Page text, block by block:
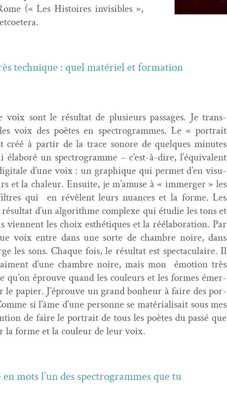
(« Les His­toires invis­i­bles »,
tech­nique : quel matériel et for­ma­tion
voix sont le résul­tat de plusieurs pas­sages. Je trans­
voix des poètes en spec­tro­grammes. Le « por­trait
créé à par­tir de la trace sonore de quelques min­utes
élaboré un spec­tro­gramme – c’est-à-dire, l’équiv­a­lent
d’une voix : un graphique qui per­met d’en visu­
et la chaleur. Ensuite, je m’a­muse à « immerg­er » les
qui en révè­lent leurs nuances et la forme. Les
d’un algo­rithme com­plexe qui étudie les tons et
vien­nent les choix esthé­tiques et la réélab­o­ra­tion. Par
voix entre dans une sorte de cham­bre noire, dans
les sons. Chaque fois, le résul­tat est spec­tac­u­laire. Il
d’une cham­bre noire, mais mon émo­tion très
qu’on éprou­ve quand les couleurs et les formes émer­
le papi­er. J’éprou­ve un grand bon­heur à faire des por­
si l’âme d’une per­son­ne se matéri­al­i­sait sous mes
de faire le por­trait de tous les poètes du passé que
la forme et la couleur de leur voix.
mots l’un des spec­tro­grammes que tu